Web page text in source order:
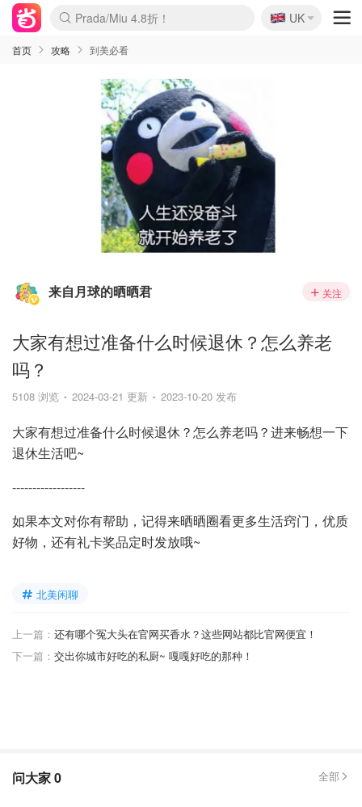
麦卢卡蜂蜜夏促！个位数！
Prada/Miu 4.8折！
啥？必胜客披萨5折！
🇬🇧
UK
首页 攻略 到美必看
来自月球的晒晒君 关注
大家有想过准备什么时候退休？怎么养老
吗？
5108 浏览 2024-03-21 更新 2023-10-20 发布
大家有想过准备什么时候退休？怎么养老吗？进来畅想一下
退休生活吧~
------------------
如果本文对你有帮助，记得来晒晒圈看更多生活窍门，优质
好物，还有礼卡奖品定时发放哦~
北美闲聊
上一篇： 还有哪个冤大头在官网买香水？这些网站都比官网便宜！
下一篇： 交出你城市好吃的私厨~ 嘎嘎好吃的那种！
问大家0 全部